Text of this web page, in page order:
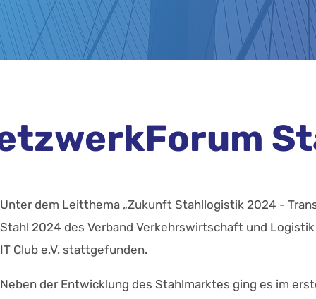
Unter dem Leitthema „Zukunft Stahllogistik 2024 -
Stahl 2024 des Verband Verkehrswirtschaft und
IT Club e.V. stattgefunden.
Neben der Entwicklung des Stahlmarktes ging es im